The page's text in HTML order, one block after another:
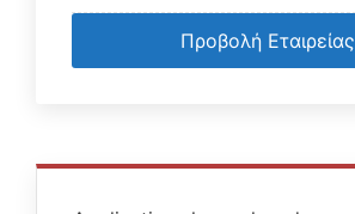
Προβολή Εταιρείας